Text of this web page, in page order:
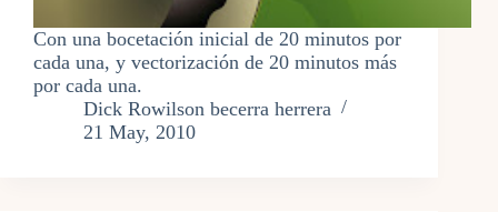
Con una bocetación inicial de 20 minutos por
cada una, y vectorización de 20 minutos más
por cada una.
Dick Rowilson becerra herrera
21 May, 2010